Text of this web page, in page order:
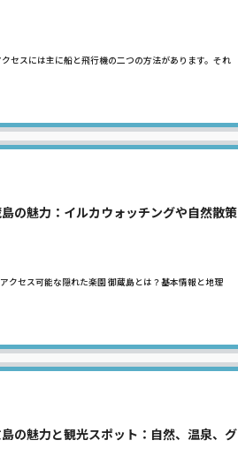
セスには主に船と飛行機の二つの方法があります。それ
の魅力：イルカウォッチングや自然散策
クセス可能な隠れた楽園 御蔵島とは？基本情報と地理
の魅力と観光スポット：自然、温泉、グ